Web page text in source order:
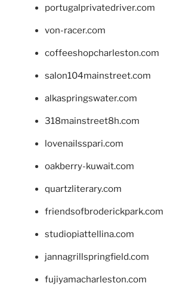
portugalprivatedriver.com
von-racer.com
coffeeshopcharleston.com
salon104mainstreet.com
alkaspringswater.com
318mainstreet8h.com
lovenailsspari.com
oakberry-kuwait.com
quartzliterary.com
friendsofbroderickpark.com
studiopiattellina.com
jannagrillspringfield.com
fujiyamacharleston.com